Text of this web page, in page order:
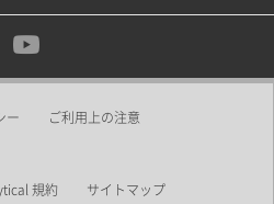
ー ご利用上の注意
規約 サイトマップ